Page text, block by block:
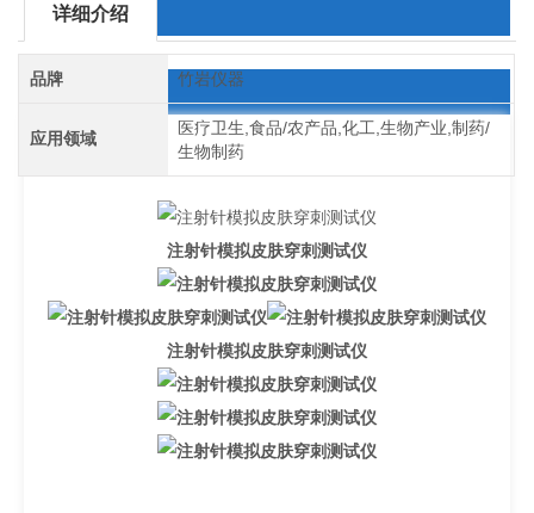
详细介绍
品牌 竹岩仪器
应用领域
医疗卫生,食品/农产品,化工,生物产业,制药/
生物制药
注射针模拟皮肤穿刺测试仪
注射针模拟皮肤穿刺测试仪